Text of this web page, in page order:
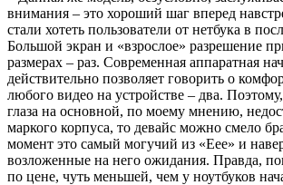
внимания – это хороший шаг вперед
стали хотеть пользователи от нетбука в
Большой экран и «взрослое» разрешение
размерах – раз. Современная аппаратная
действительно позволяет говорить о
любого видео на устройстве – два.
глаза на основной, по моему мнению,
маркого корпуса, то девайс можно смело
момент это самый могучий из «Eee» и
возложенные на него ожидания. Правда,
по цене, чуть меньшей, чем у ноутбуков